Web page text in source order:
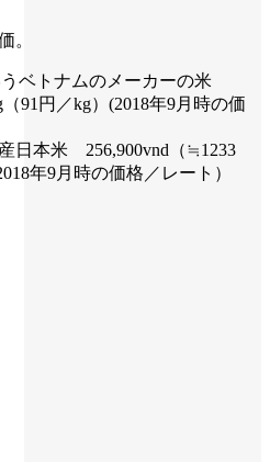
。
ベトナムのメーカーの米
91円／kg）(2018年9月時の価
日本米 256,900vnd（≒1233
年9月時の価格／レート）